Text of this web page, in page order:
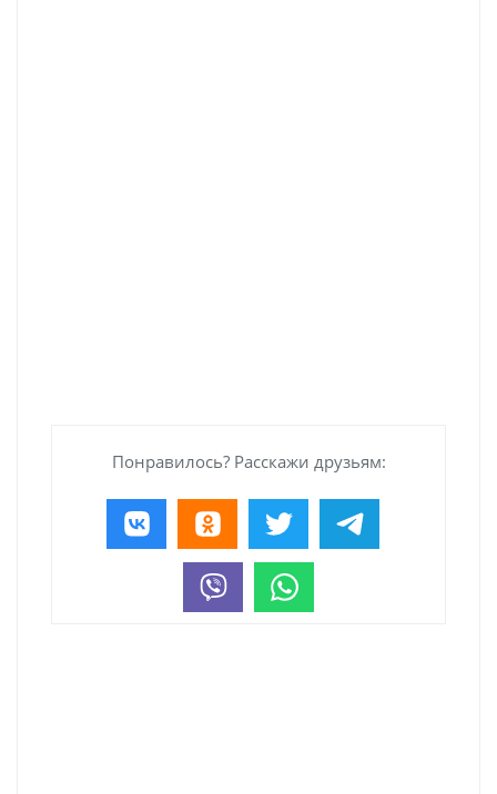
Понравилось? Расскажи друзьям: